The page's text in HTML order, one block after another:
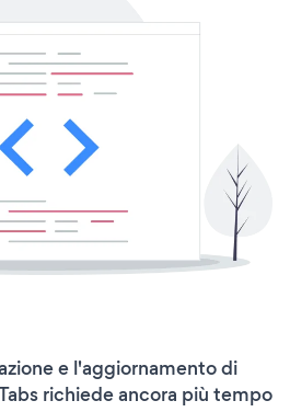
e l'aggiornamento di
richiede ancora più tempo